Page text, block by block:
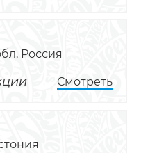
Россия
Смотреть